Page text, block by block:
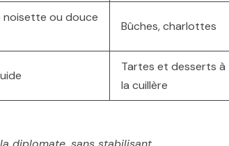
noisette ou douce
Bûches, charlottes
Tartes et desserts à
la cuillère